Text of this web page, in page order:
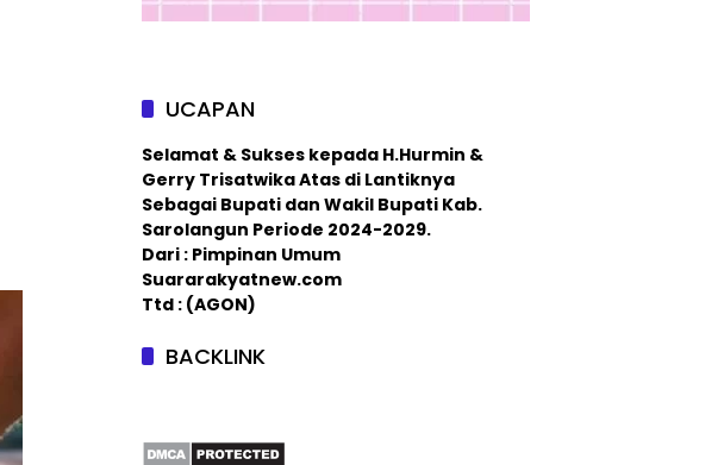
UCAPAN
Selamat & Sukses kepada H.Hurmin &
Gerry Trisatwika Atas di Lantiknya
Sebagai Bupati dan Wakil Bupati Kab.
Sarolangun Periode 2024-2029.
Dari : Pimpinan Umum
Suararakyatnew.com
Ttd : (AGON)
BACKLINK